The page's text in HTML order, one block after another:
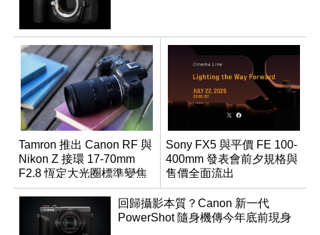
Tamron 推出 Canon RF 與
Nikon Z 接環 17-70mm
F2.8 恆定大光圈標準變焦
鏡
Sony FX5 與平價 FE 100-
400mm 發表會前夕規格與
售價全面流出
回歸攝影本質？Canon 新一代
PowerShot 隨身機傳今年底前現身